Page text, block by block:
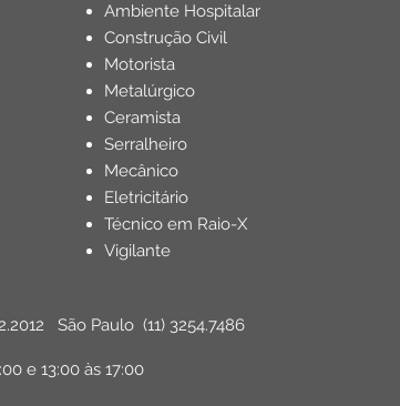
Ambiente Hospitalar
Construção Civil
Motorista
Metalúrgico
Ceramista
Serralheiro
Mecânico
Eletricitário
Técnico em Raio-X
Vigilante
São Paulo (11) 3254.7486
e 13:00 às 17:00